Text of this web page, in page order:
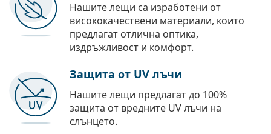
Нашите лещи са изработени от
висококачествени материали, които
предлагат отлична оптика,
издръжливост и комфорт.
Защита от UV лъчи
Нашите лещи предлагат до 100%
защита от вредните UV лъчи на
слънцето.